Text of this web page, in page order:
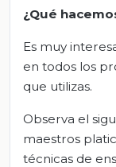
¿Qué
Es muy
en todos los
que utilizas.
Observa el
maestros
técnicas de